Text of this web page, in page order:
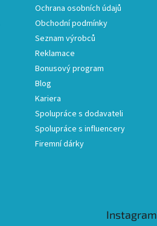
Ochrana osobních údajů
Obchodní podmínky
Seznam výrobců
Reklamace
Bonusový program
Blog
Kariera
Spolupráce s dodavateli
Spolupráce s influencery
Firemní dárky
Instagram